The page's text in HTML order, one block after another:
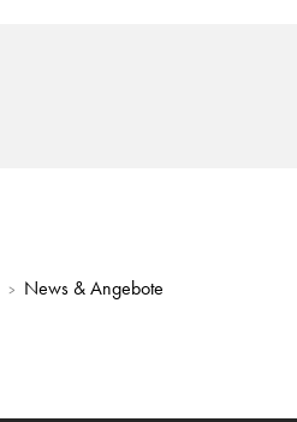
News & Angebote